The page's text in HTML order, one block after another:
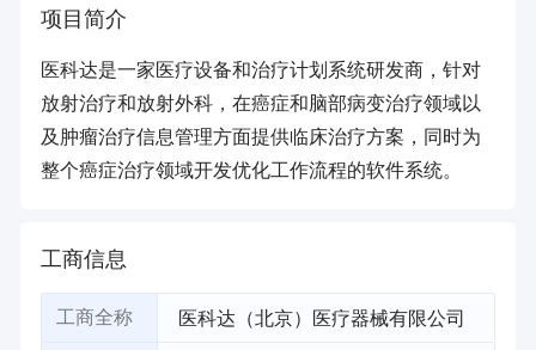
项目简介
医科达是一家医疗设备和治疗计划系统研发商，针对
放射治疗和放射外科，在癌症和脑部病变治疗领域以
及肿瘤治疗信息管理方面提供临床治疗方案，同时为
整个癌症治疗领域开发优化工作流程的软件系统。
工商信息
工商全称 医科达（北京）医疗器械有限公司